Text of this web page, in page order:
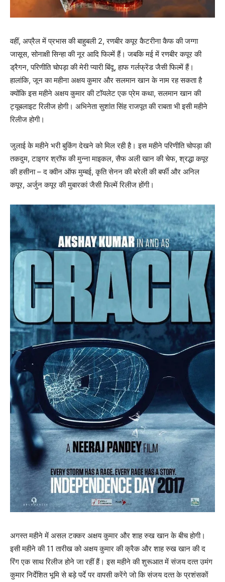
वहीं, अप्रैल में प्रभास की बाहुबली 2, रणबीर कपूर कैटरीना कैफ की जग्‍गा
जासूस, सोनाक्षी सिन्‍हा की नूर आदि फिल्‍में हैं। जबकि मई में रणबीर कपूर की
ड्रैगन, परिणीति चोपड़ा की मेरी प्‍यारी बिंदू, हाफ गर्लफ्रेंड जैसी फिल्‍में हैं।
हालांकि, जून का महीना अक्षय कुमार और सलमान खान के नाम रह सकता है
क्‍योंकि इस महीने अक्षय कुमार की टॉयलेट एक प्रेम कथा, सलमान खान की
ट्यूबलाइट रिलीज होगी। अभिनेता सुशांत सिंह राजपूत की राबता भी इसी महीने
रिलीज होगी।
जुलाई के महीने भरी बुकिंग देखने को मिल रही है। इस महीने परिणीति चोपड़ा की
तकदुम, टाइगर श्रॉफ की मुन्‍ना माइकल, सैफ अली खान की चेफ, श्रद्धा कपूर
की हसीना – द क्‍वीन ऑफ मुम्बई, कृति सेनन की बरेली की बर्फी और अनिल
कपूर, अर्जुन कपूर की मुबारकां जैसी फिल्‍में रिलीज होंगी।
अगस्‍त महीने में असल टक्‍कर अक्षय कुमार और शाह रुख खान के बीच होगी।
इसी महीने की 11 तारीख को अक्षय कुमार की क्रैक और शाह रुख खान की द
रिंग एक साथ रिलीज होने जा रहीं हैं। इस महीने की शुरूआत में संजय दत्‍त उमंग
कुमार निर्देशित भूमि से बड़े पर्दे पर वापसी करेंगे जो कि संजय दत्‍त के प्रशंसकों